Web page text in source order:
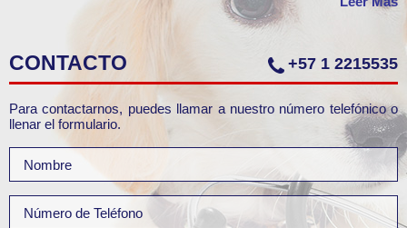
CONTACTO +57 1 2215535
Para contactarnos, puedes llamar a nuestro número telefónico o
llenar el formulario.